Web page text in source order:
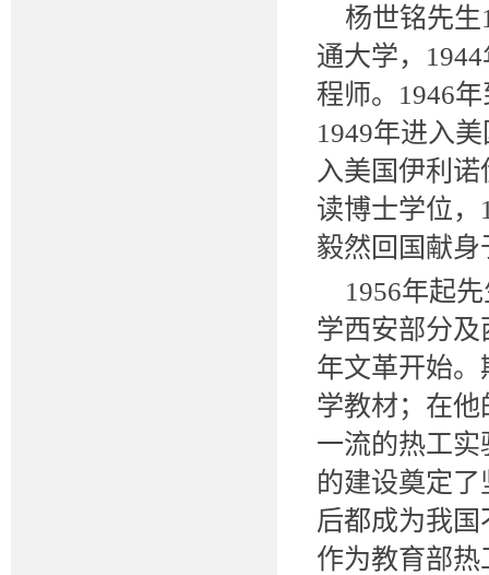
杨世铭先生
通大学，
程师。1946
1949年进入
入美国伊利
读博士学位，
毅然回国献
1956年起
学西安部分及
年文革开始
学教材；在
一流的热工
的建设奠定
后都成为我
作为教育部